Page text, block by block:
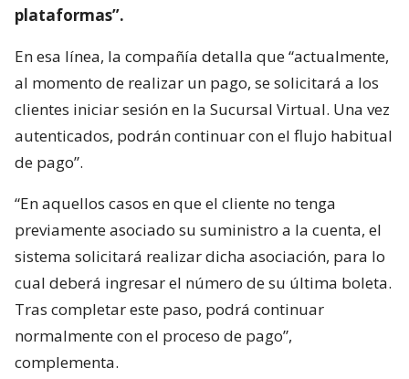
plataformas”.
En esa línea, la compañía detalla que “actualmente,
al momento de realizar un pago, se solicitará a los
clientes iniciar sesión en la Sucursal Virtual. Una vez
autenticados, podrán continuar con el flujo habitual
de pago”.
“En aquellos casos en que el cliente no tenga
previamente asociado su suministro a la cuenta, el
sistema solicitará realizar dicha asociación, para lo
cual deberá ingresar el número de su última boleta.
Tras completar este paso, podrá continuar
normalmente con el proceso de pago”,
complementa.